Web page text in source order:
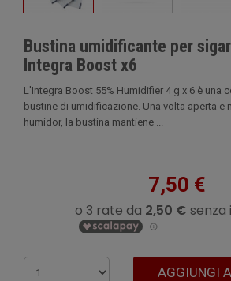
Bustina umidificante per
Integra Boost x6
L'Integra Boost 55% Humidifier 4 g x 6 è una
bustine di umidificazione. Una volta aperta e
humidor, la bustina mantiene ...
7,50 €
AGGIUNGI